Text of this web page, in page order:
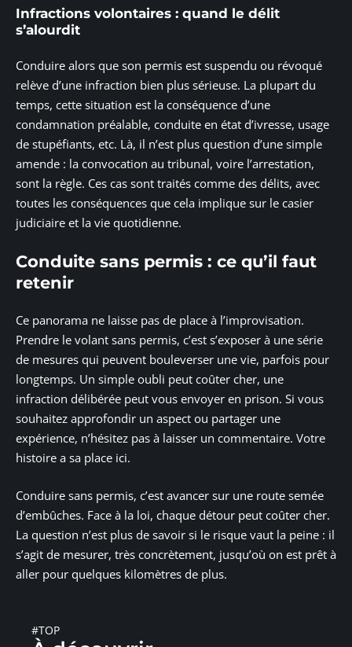
Infractions volontaires : quand le délit
s’alourdit
Conduire alors que son permis est suspendu ou révoqué
relève d’une infraction bien plus sérieuse. La plupart du
temps, cette situation est la conséquence d’une
condamnation préalable, conduite en état d’ivresse, usage
de stupéfiants, etc. Là, il n’est plus question d’une simple
amende : la convocation au tribunal, voire l’arrestation,
sont la règle. Ces cas sont traités comme des délits, avec
toutes les conséquences que cela implique sur le casier
judiciaire et la vie quotidienne.
Conduite sans permis : ce qu’il faut
retenir
Ce panorama ne laisse pas de place à l’improvisation.
Prendre le volant sans permis, c’est s’exposer à une série
de mesures qui peuvent bouleverser une vie, parfois pour
longtemps. Un simple oubli peut coûter cher, une
infraction délibérée peut vous envoyer en prison. Si vous
souhaitez approfondir un aspect ou partager une
expérience, n’hésitez pas à laisser un commentaire. Votre
histoire a sa place ici.
Conduire sans permis, c’est avancer sur une route semée
d’embûches. Face à la loi, chaque détour peut coûter cher.
La question n’est plus de savoir si le risque vaut la peine : il
s’agit de mesurer, très concrètement, jusqu’où on est prêt à
aller pour quelques kilomètres de plus.
#TOP